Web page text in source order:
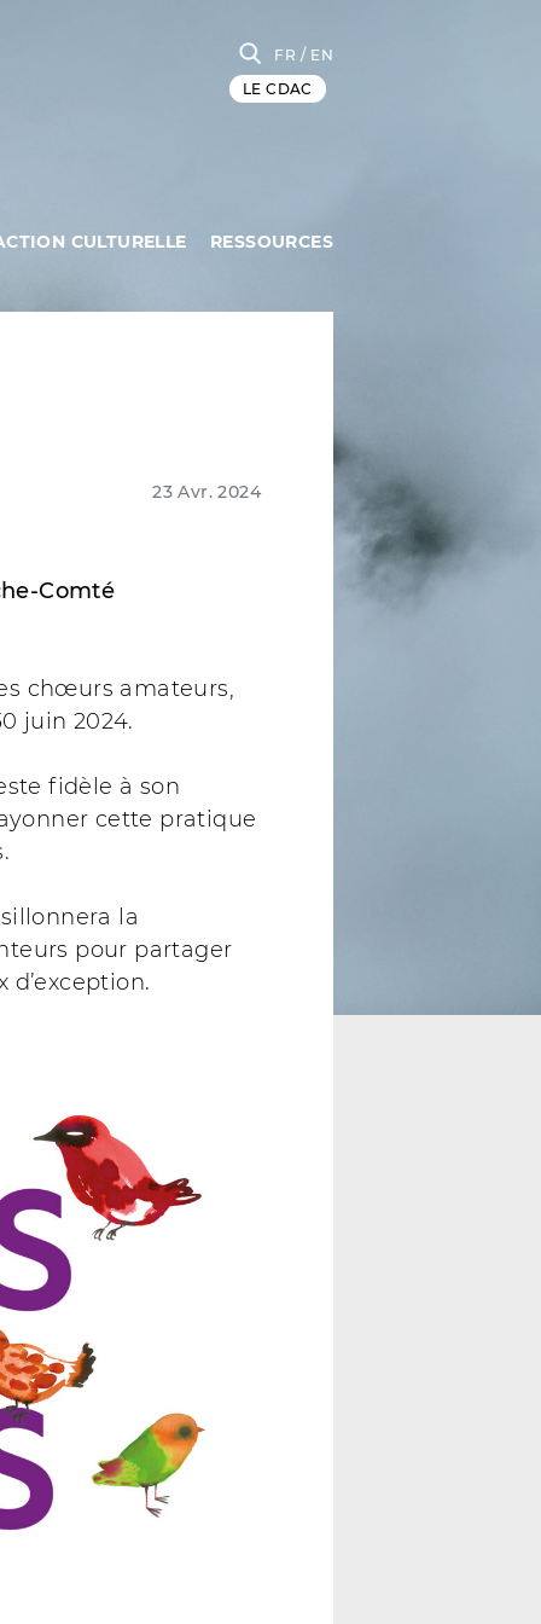
FR / EN
LE CDAC
CULTURELLE RESSOURCES
23 Avr. 2024
Comté
chœurs amateurs,
juin 2024.
fidèle à son
cette pratique
la
pour partager